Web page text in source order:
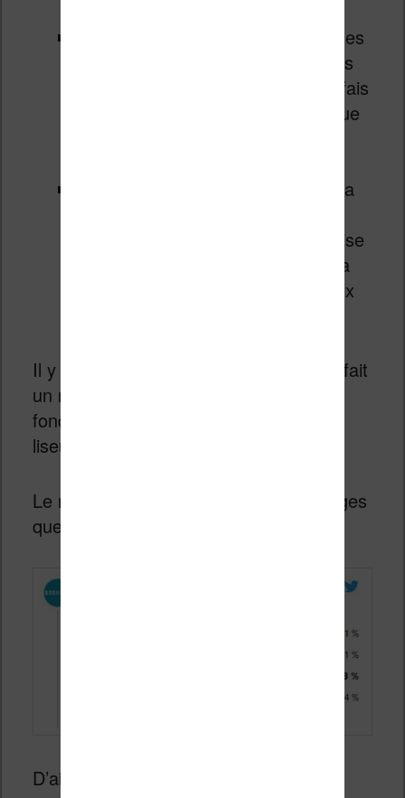
dans mon cas, je ne charge que les
livres que j’ai envie de lire sur mes
liseuses. De temps en temps, je fais
le ménage et je supprime ceux que
un lecteur charge des livres sur sa
retrouve jamais les ebooks et utilise
Calibre pour s’y retrouver dans sa
modeste collection d’ebooks (deux
Il y a quelques années, Bookeen avait fait
un rapide sondage pour savoir si la
fonctionnalité « Collections » de ses
liseuses intéressaient les gens.
Le résultat est à l’image des témoignages
que j’ai reçus :
D’ailleurs,